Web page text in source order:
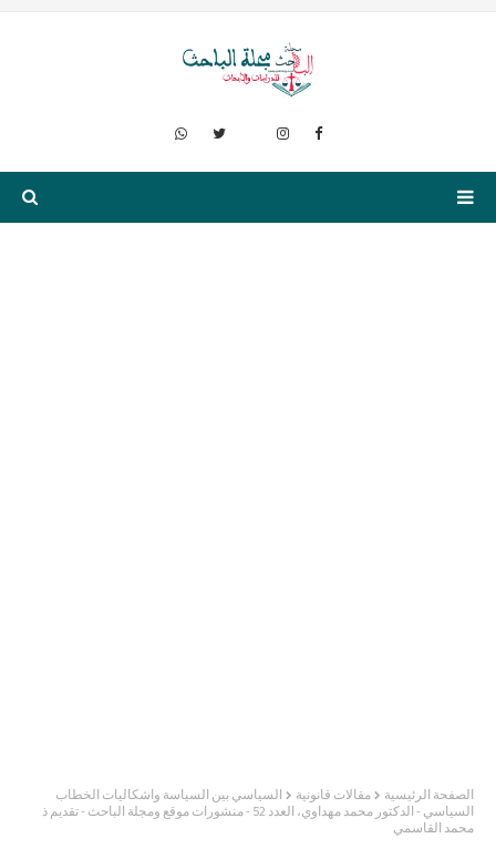
الصفحة الرئيسية مقالات قانونية
السياسي بين السياسة واشكاليات الخطاب
السياسي - الدكتور محمد مهداوي، العدد 52 - منشورات موقع ومجلة الباحث - تقديم ذ
محمد القاسمي